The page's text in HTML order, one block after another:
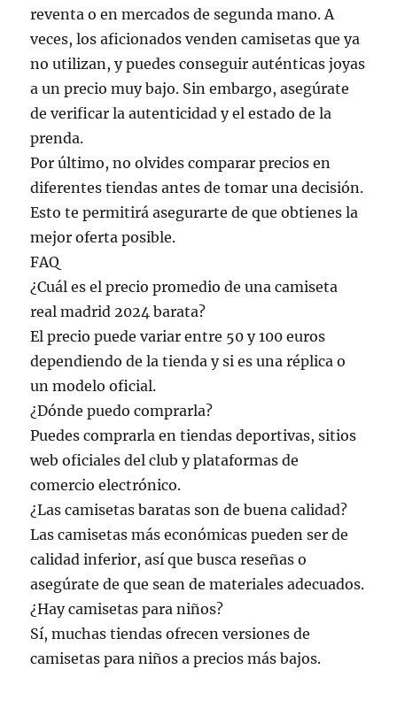
reventa o en mercados de segunda mano. A
veces, los aficionados venden camisetas que ya
no utilizan, y puedes conseguir auténticas joyas
a un precio muy bajo. Sin embargo, asegúrate
de verificar la autenticidad y el estado de la
prenda.
Por último, no olvides comparar precios en
diferentes tiendas antes de tomar una decisión.
Esto te permitirá asegurarte de que obtienes la
mejor oferta posible.
FAQ
¿Cuál es el precio promedio de una camiseta
real madrid 2024 barata?
El precio puede variar entre 50 y 100 euros
dependiendo de la tienda y si es una réplica o
un modelo oficial.
¿Dónde puedo comprarla?
Puedes comprarla en tiendas deportivas, sitios
web oficiales del club y plataformas de
comercio electrónico.
¿Las camisetas baratas son de buena calidad?
Las camisetas más económicas pueden ser de
calidad inferior, así que busca reseñas o
asegúrate de que sean de materiales adecuados.
¿Hay camisetas para niños?
Sí, muchas tiendas ofrecen versiones de
camisetas para niños a precios más bajos.